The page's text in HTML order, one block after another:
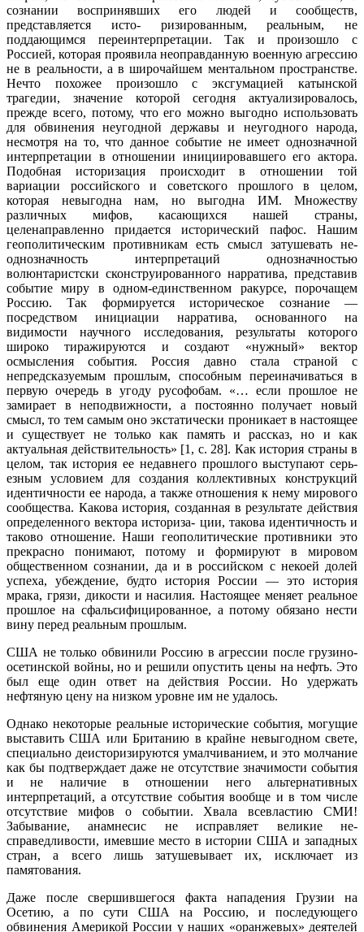
сознании воспринявших его людей и сообществ,
представляется исто- ризированным, реальным, не
поддающим­ся переинтерпретации. Так и произошло с
Россией, которая проявила неоправданную военную агрессию
не в реальности, а в ши­рочайшем ментальном пространстве.
Нечто похожее произошло с эксгумацией катын­ской
трагедии, значение которой сегодня актуализировалось,
прежде всего, потому, что его можно выгодно использовать
для обвинения неугодной державы и неугод­ного народа,
несмотря на то, что данное событие не имеет однозначной
интерпре­тации в отношении инициировавшего его актора.
Подобная историзация происходит в отношении той
вариации российского и советского прошлого в целом,
которая не­выгодна нам, но выгодна ИМ. Множест­ву
различных мифов, касающихся нашей страны,
целенаправленно придается исто­рический пафос. Нашим
геополитическим противникам есть смысл затушевать не­
однозначность интерпретаций однозначно­стью
волюнтаристски сконструированного нарратива, представив
событие миру в одном-единственном ракурсе, порочащем
Россию. Так формируется историческое со­знание —
посредством инициации наррати­ва, основанного на
видимости научного ис­следования, результаты которого
широко тиражируются и создают «нужный» вектор
осмысления события. Россия давно стала страной с
непредсказуемым прошлым, способным переиначиваться в
первую оче­редь в угоду русофобам. «… если прошлое не
замирает в неподвижности, а постоянно получает новый
смысл, то тем самым оно экстатически проникает в настоящее
и су­ществует не только как память и рассказ, но и как
актуальная действительность» [1, с. 28]. Как история страны в
целом, так исто­рия ее недавнего прошлого выступают серь­
езным условием для создания коллективных конструкций
идентичности ее народа, а так­же отношения к нему мирового
сообщест­ва. Какова история, созданная в результате действия
определенного вектора историза- ции, такова идентичность и
таково отноше­ние. Наши геополитические противники это
прекрасно понимают, потому и формируют в мировом
общественном сознании, да и в российском с некоей долей
успеха, убеж­дение, будто история России — это история
мрака, грязи, дикости и насилия. Настоящее меняет реальное
прошлое на сфальсифи­цированное, а потому обязано нести
вину перед реальным прошлым.
США не только обвинили Россию в аг­рессии после грузино-
осетинской войны, но и решили опустить цены на нефть. Это
был еще один ответ на действия России. Но удержать
нефтяную цену на низком уровне им не удалось.
Однако некоторые реальные истори­ческие события, могущие
выставить США или Британию в крайне невыгодном свете,
специально деисторизируются умалчива­нием, и это молчание
как бы подтверждает даже не отсутствие значимости события
и не наличие в отношении него альтернатив­ных
интерпретаций, а отсутствие события вообще и в том числе
отсутствие мифов о событии. Хвала всевластию СМИ!
Забыва­ние, анамнесис не исправляет великие не­
справедливости, имевшие место в истории США и западных
стран, а всего лишь зату­шевывает их, исключает из
памятования.
Даже после свершившегося факта на­падения Грузии на
Осетию, а по сути США на Россию, и последующего
обвинения Америкой России у наших «оранжевых» деятелей